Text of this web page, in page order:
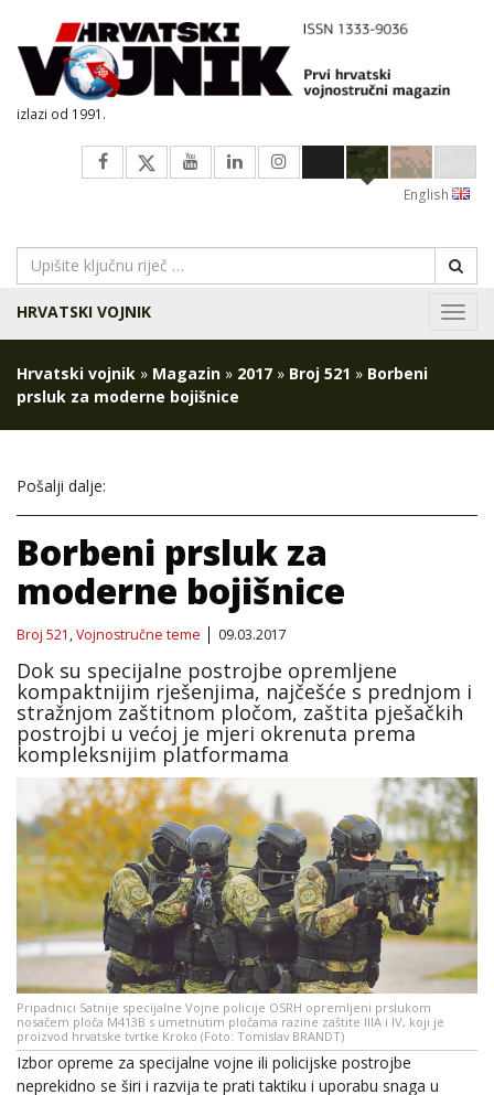
izlazi od 1991.
English
HRVATSKI VOJNIK
Hrvatski vojnik » Magazin » 2017 » Broj 521 » Borbeni
prsluk za moderne bojišnice
Pošalji dalje:
Borbeni prsluk za
moderne bojišnice
Broj 521 ,Vojnostručne teme 09.03.2017
Dok su specijalne postrojbe opremljene
kompaktnijim rješenjima, najčešće s prednjom i
stražnjom zaštitnom pločom, zaštita pješačkih
postrojbi u većoj je mjeri okrenuta prema
kompleksnijim platformama
Pripadnici Satnije specijalne Vojne policije OSRH opremljeni prslukom
nosačem ploča M413B s umetnutim pločama razine zaštite IIIA i IV, koji je
proizvod hrvatske tvrtke Kroko (Foto: Tomislav BRANDT)
Izbor opreme za specijalne vojne ili policijske postrojbe
neprekidno se širi i razvija te prati taktiku i uporabu snaga u